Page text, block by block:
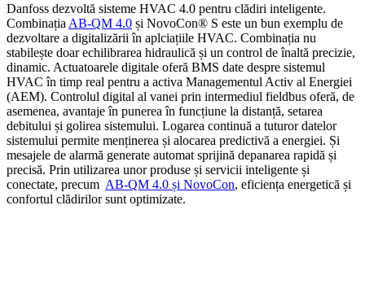
Danfoss dezvoltă sisteme HVAC 4.0 pentru clădiri inteligente.
Combinația AB-QM 4.0 și NovoCon® S este un bun exemplu de
dezvoltare a digitalizării în aplciațiile HVAC. Combinația nu
stabilește doar echilibrarea hidraulică și un control de înaltă precizie,
dinamic. Actuatoarele digitale oferă BMS date despre sistemul
HVAC în timp real pentru a activa Managementul Activ al Energiei
(AEM). Controlul digital al vanei prin intermediul fieldbus oferă, de
asemenea, avantaje în punerea în funcțiune la distanță, setarea
debitului și golirea sistemului. Logarea continuă a tuturor datelor
sistemului permite menținerea și alocarea predictivă a energiei. Și
mesajele de alarmă generate automat sprijină depanarea rapidă și
precisă. Prin utilizarea unor produse și servicii inteligente și
conectate, precum AB-QM 4.0 și NovoCon, eficiența energetică și
confortul clădirilor sunt optimizate.